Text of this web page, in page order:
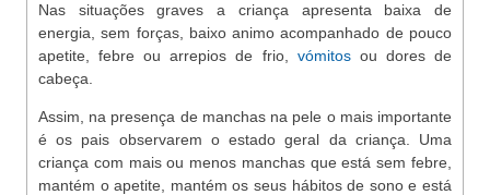
Nas situações graves a criança apresenta baixa de
energia, sem forças, baixo animo acompanhado de pouco
apetite, febre ou arrepios de frio, vómitosou dores de
cabeça.
Assim, na presença de manchas na pele o mais importante
é os pais observarem o estado geral da criança. Uma
criança com mais ou menos manchas que está sem febre,
mantém o apetite, mantém os seus hábitos de sono e está